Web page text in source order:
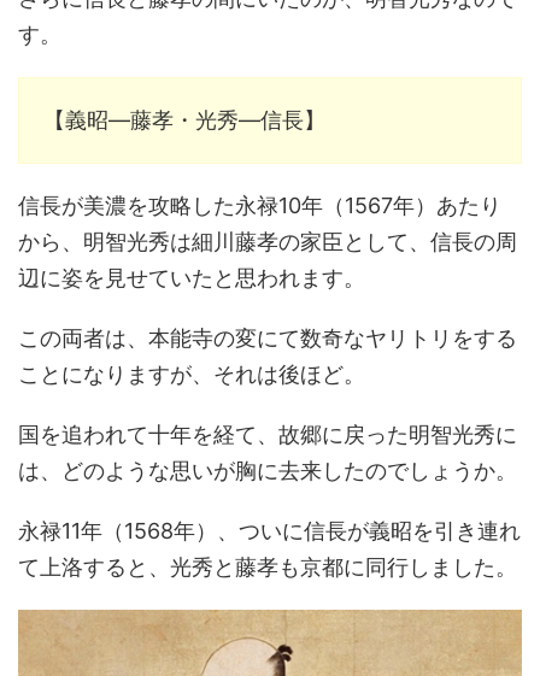
す。
【義昭―藤孝・光秀―信長】
信長が美濃を攻略した永禄10年（1567年）あたり
から、明智光秀は細川藤孝の家臣として、信長の周
辺に姿を見せていたと思われます。
この両者は、本能寺の変にて数奇なヤリトリをする
ことになりますが、それは後ほど。
国を追われて十年を経て、故郷に戻った明智光秀に
は、どのような思いが胸に去来したのでしょうか。
永禄11年（1568年）、ついに信長が義昭を引き連れ
て上洛すると、光秀と藤孝も京都に同行しました。